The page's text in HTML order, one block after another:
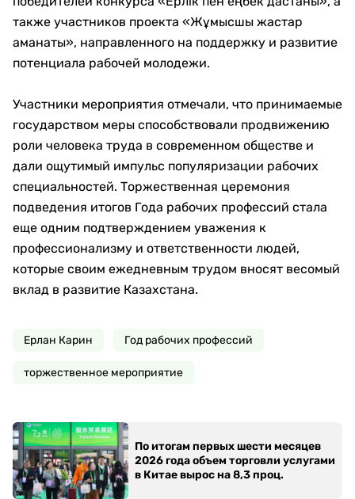
также участников проекта «Жұмысшы жастар
аманаты», направленного на поддержку и развитие
потенциала рабочей молодежи.
Участники мероприятия отмечали, что принимаемые
государством меры способствовали продвижению
роли человека труда в современном обществе и
дали ощутимый импульс популяризации рабочих
специальностей. Торжественная церемония
подведения итогов Года рабочих профессий стала
еще одним подтверждением уважения к
профессионализму и ответственности людей,
которые своим ежедневным трудом вносят весомый
вклад в развитие Казахстана.
Ерлан Карин Год рабочих профессий
торжественное мероприятие
По итогам первых шести месяцев
2026 года объем торговли услугами
в Китае вырос на 8,3 проц.